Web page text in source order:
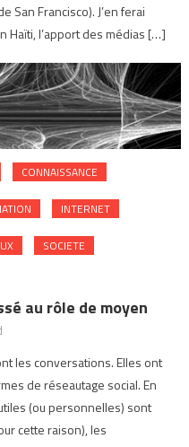
San Francisco). J’en ferai
Haïti, l’apport des médias […]
CONNAISSANCE
INTERNET
SOCIETE
au rôle de moyen
les conversations. Elles ont
de réseautage social. En
(ou personnelles) sont
cette raison), les